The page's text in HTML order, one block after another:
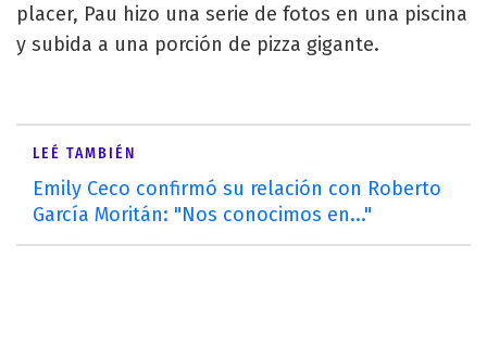
placer, Pau hizo una serie de fotos en una piscina
y subida a una porción de pizza gigante.
LEÉ TAMBIÉN
Emily Ceco confirmó su relación con Roberto
García Moritán: "Nos conocimos en..."